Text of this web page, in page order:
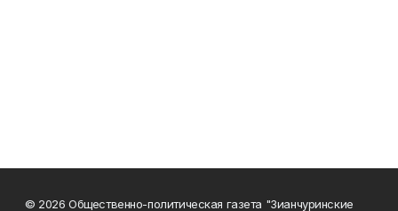
© 2026 Общественно-политическая газета "Зианчуринские